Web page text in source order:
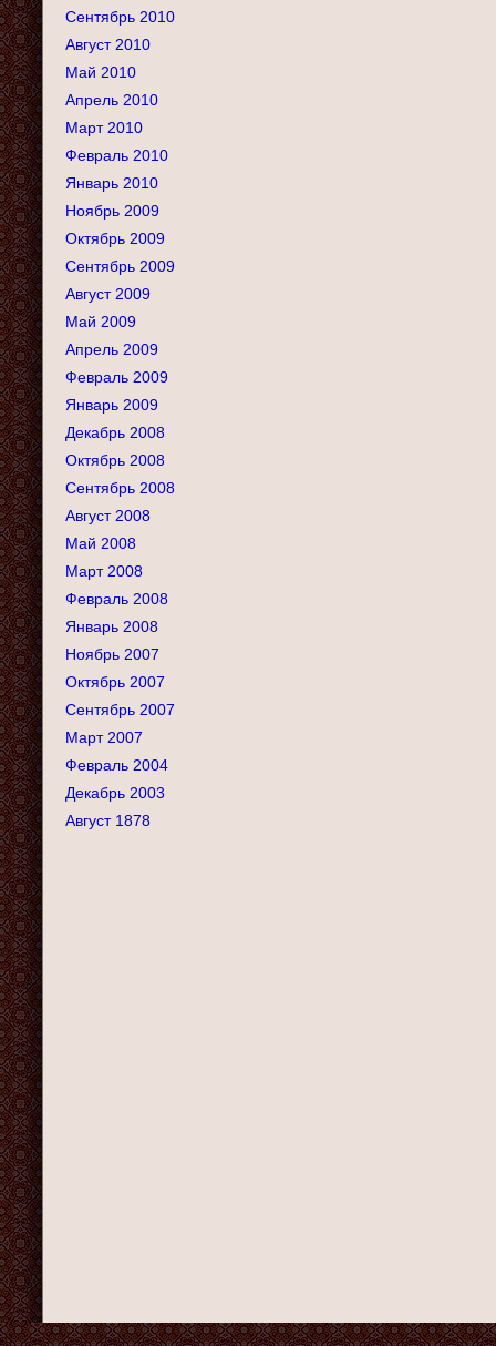
Сентябрь 2010
Август 2010
Май 2010
Апрель 2010
Март 2010
Февраль 2010
Январь 2010
Ноябрь 2009
Октябрь 2009
Сентябрь 2009
Август 2009
Май 2009
Апрель 2009
Февраль 2009
Январь 2009
Декабрь 2008
Октябрь 2008
Сентябрь 2008
Август 2008
Май 2008
Март 2008
Февраль 2008
Январь 2008
Ноябрь 2007
Октябрь 2007
Сентябрь 2007
Март 2007
Февраль 2004
Декабрь 2003
Август 1878